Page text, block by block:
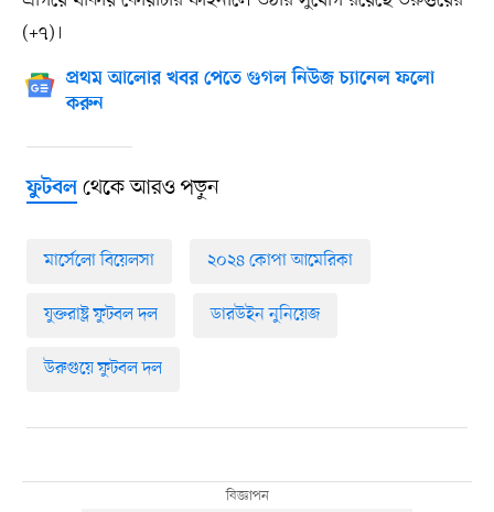
(‍+৭)।
প্রথম আলোর খবর পেতে গুগল নিউজ চ্যানেল ফলো
করুন
ফুটবলথেকে আরও পড়ুন
মার্সেলো বিয়েলসা ২০২৪ কোপা আমেরিকা
যুক্তরাষ্ট্র ফুটবল দল ডারউইন নুনিয়েজ
উরুগুয়ে ফুটবল দল